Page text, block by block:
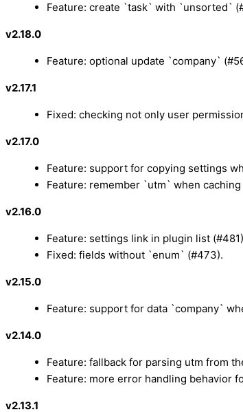
Feature: create `task` with `unsorted`
v2.18.0
Feature: optional update `company`
v2.17.1
Fixed: checking not only user
v2.17.0
Feature: support for copying settings
Feature: remember `utm` when
v2.16.0
Feature: settings link in plugin list
Fixed: fields without `enum` (#473).
v2.15.0
Feature: support for data `company`
v2.14.0
Feature: fallback for parsing utm from
Feature: more error handling behavior
v2.13.1